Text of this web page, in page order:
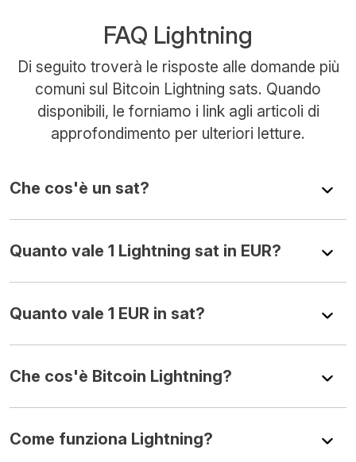
FAQ Lightning
Di seguito troverà le risposte alle domande più
comuni sul Bitcoin Lightning sats. Quando
disponibili, le forniamo i link agli articoli di
approfondimento per ulteriori letture.
Che cos'è un sat?
Quanto vale 1 Lightning sat in EUR?
Quanto vale 1 EUR in sat?
Che cos'è Bitcoin Lightning?
Come funziona Lightning?